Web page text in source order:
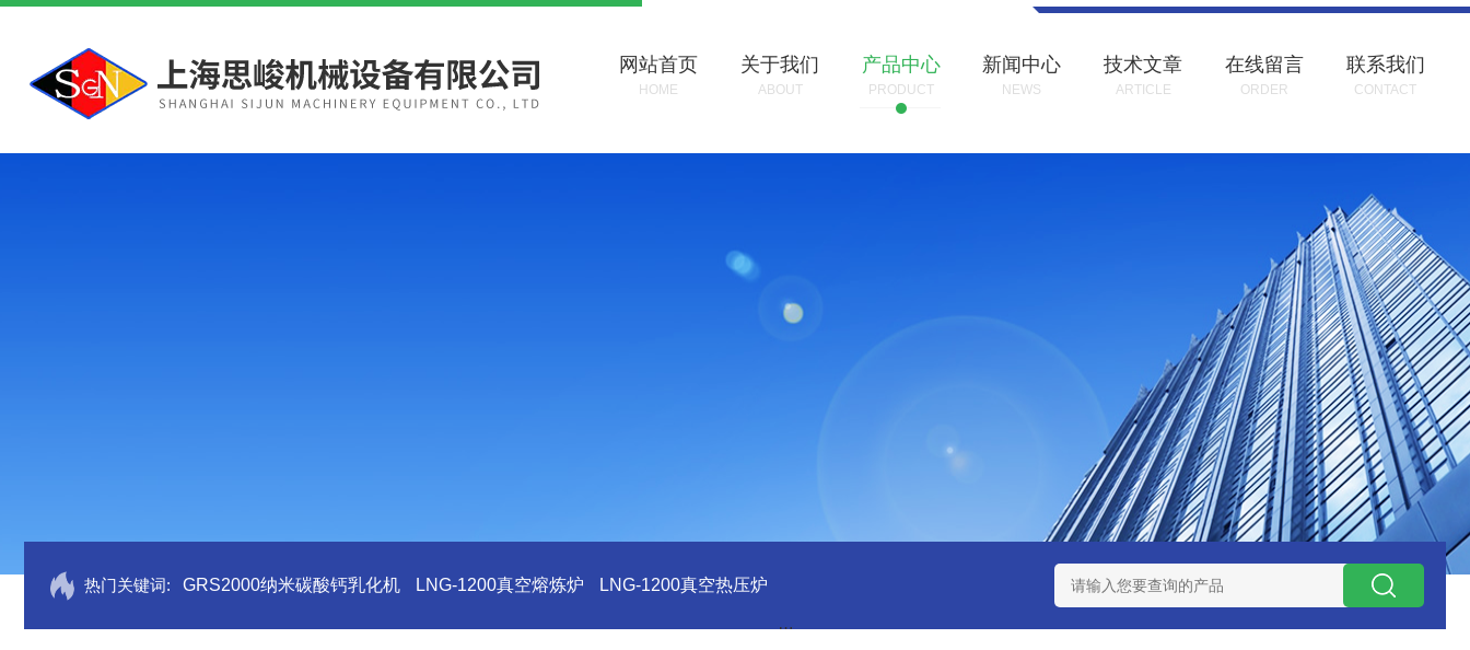
网站首页
HOME
关于我们
ABOUT
产品中心
PRODUCT
新闻中心
NEWS
技术文章
ARTICLE
在线留言
ORDER
联系我们
CONTACT
热门关键词: GRS2000纳米碳酸钙乳化机 LNG-1200真空熔炼炉 LNG-1200真空热压炉 LNHZ-1200碳包覆回转炉 LNHZ-1200可倾斜式回转炉